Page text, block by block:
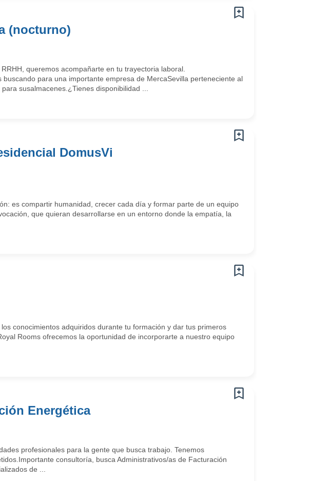
(nocturno)
queremos acompañarte en tu trayectoria laboral.
para una importante empresa de MercaSevilla perteneciente al
susalmacenes.¿Tienes disponibilidad ...
DomusVi
es compartir humanidad, crecer cada día y formar parte de un equipo
que quieran desarrollarse en un entorno donde la empatía, la
conocimientos adquiridos durante tu formación y dar tus primeros
Rooms ofrecemos la oportunidad de incorporarte a nuestro equipo
Energética
profesionales para la gente que busca trabajo. Tenemos
consultoría, busca Administrativos/as de Facturación
de ...